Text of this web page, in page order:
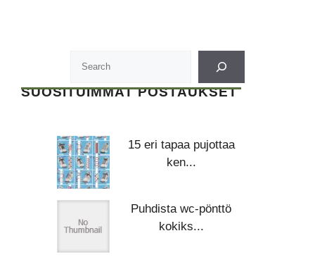
SUOSITUIMMAT POSTAUKSET
15 eri tapaa pujottaa
ken...
Puhdista wc-pönttö
kokiks...